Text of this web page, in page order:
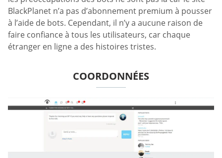
BlackPlanet n’a pas d’abonnement premium à pousser
à l’aide de bots. Cependant, il n’y a aucune raison de
faire confiance à tous les utilisateurs, car chaque
étranger en ligne a des histoires tristes.
COORDONNÉES